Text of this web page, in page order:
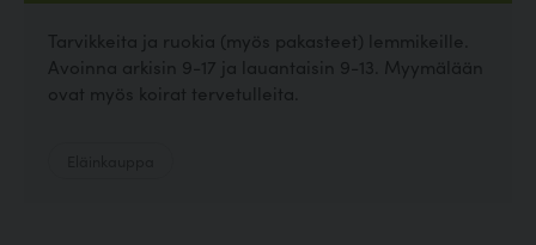
Tarvikkeita ja ruokia (myös pakasteet) lemmikeille.
Avoinna arkisin 9-17 ja lauantaisin 9-13. Myymälään
ovat myös koirat tervetulleita.